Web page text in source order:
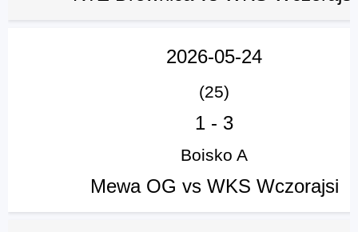
2026-05-24
(25)
1 - 3
Boisko A
Mewa OG vs WKS Wczorajsi